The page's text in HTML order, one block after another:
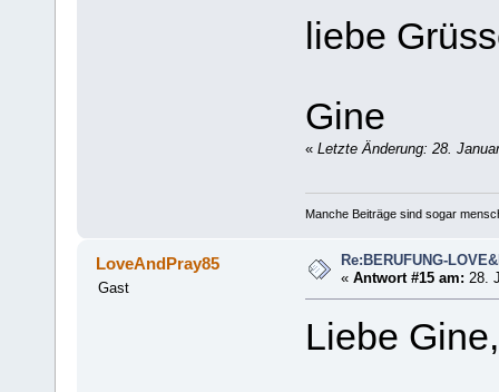
liebe
Gine
« Letzte Änderung: 28.
Manche Beiträge sind sogar
LoveAndPray85
Gast
Re:BERUFUNG-
«Antwort #15 am: 28.
Liebe Gine,